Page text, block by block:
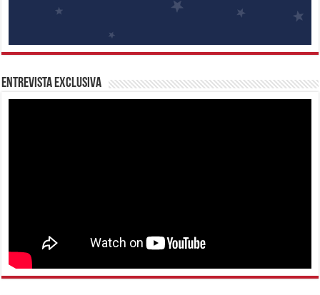
Entrevista Exclusiva